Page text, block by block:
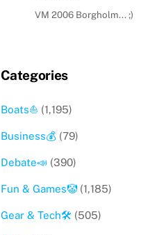
VM 2006 Borgholm... ;)
Categories
Boats⛵️ (1,195)
Business💰 (79)
Debate📣(390)
Fun & Games🤡(1,185)
Gear & Tech🛠 (505)